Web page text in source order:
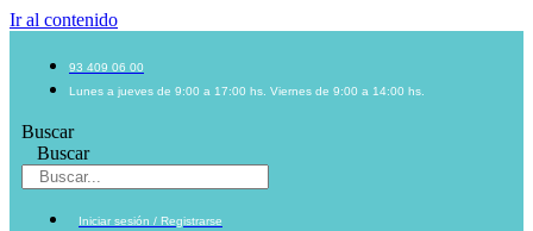
Ir al contenido
93 409 06 00
Lunes a jueves de 9:00 a 17:00 hs. Viernes de 9:00 a 14:00 hs.
Buscar
Buscar
Iniciar sesión / Registrarse